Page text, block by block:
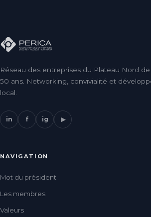
Réseau des entreprises du Plateau Nord
50 ans. Networking, convivialité et
local.
in f ig ▶
NAVIGATION
Mot du président
Les membres
Valeurs